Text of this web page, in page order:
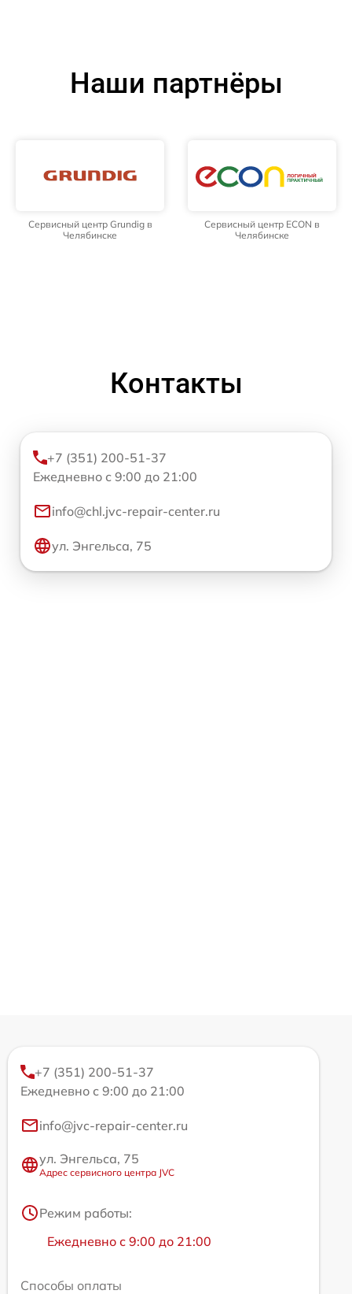
Наши партнёры
Сервисный центр Grundig в
Челябинске
Сервисный центр ECON в
Челябинске
Контакты
+7 (351) 200-51-37
Ежедневно с 9:00 до 21:00
info@chl.jvc-repair-center.ru
ул. Энгельса, 75
+7 (351) 200-51-37
Ежедневно с 9:00 до 21:00
info@jvc-repair-center.ru
ул. Энгельса, 75
Адрес сервисного центра JVC
Режим работы:
Ежедневно с 9:00 до 21:00
Способы оплаты